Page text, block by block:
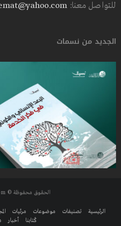
للتواصل معنا:
الجديد من نسمات
الحقوق محفوظة © nesemat.com
الرئيسية تصنيفات موضوعات مرئيات
كُتابنا
أخبار